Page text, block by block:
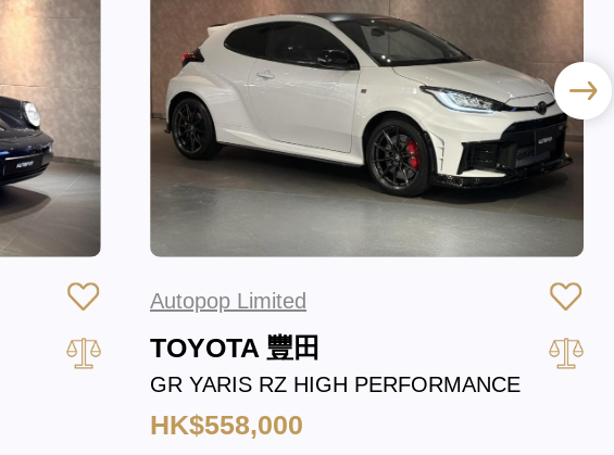
Autopop Limited
TOYOTA 豐田
GR YARIS RZ HIGH PERFORMANCE
HK$558,000